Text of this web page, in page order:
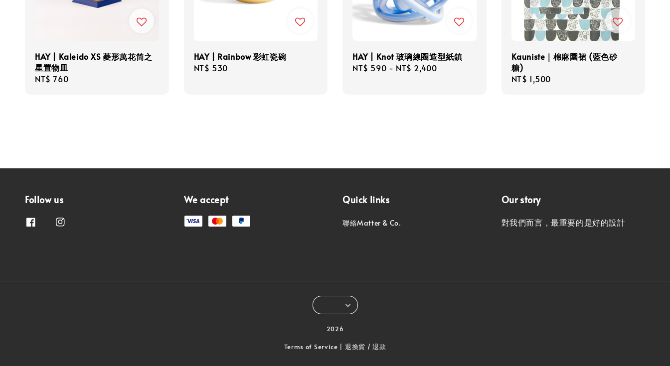
HAY | Kaleido XS 菱形萬花筒之
星置物皿
Regular
NT$ 760
HAY | Rainbow 彩虹瓷碗
Regular
NT$ 530
HAY | Knot 玻璃線圈造型紙鎮
Regular
NT$ 590 - NT$ 2,400
Kauniste｜棉麻圍裙 (藍色砂
糖)
Regular
NT$ 1,500
Follow us We accept Quick links
聯絡Matter & Co.
Our story
對我們而言，最重要的是好的設計
2026
Terms of Service 退換貨 / 退款